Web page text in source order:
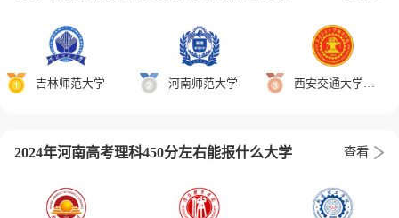
吉林师范大学 河南师范大学 西安交通大学城市学院
2024年河南高考理科450分左右能报什么大学 查看